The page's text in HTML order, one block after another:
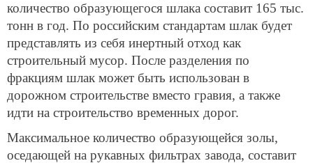
количество образующегося шлака составит 165 тыс.
тонн в год. По российским стандартам шлак будет
представлять из себя инертный отход как
строительный мусор. После разделения по
фракциям шлак может быть использован в
дорожном строительстве вместо гравия, а также
идти на строительство временных дорог.
Максимальное количество образующейся золы,
оседающей на рукавных фильтрах завода, составит